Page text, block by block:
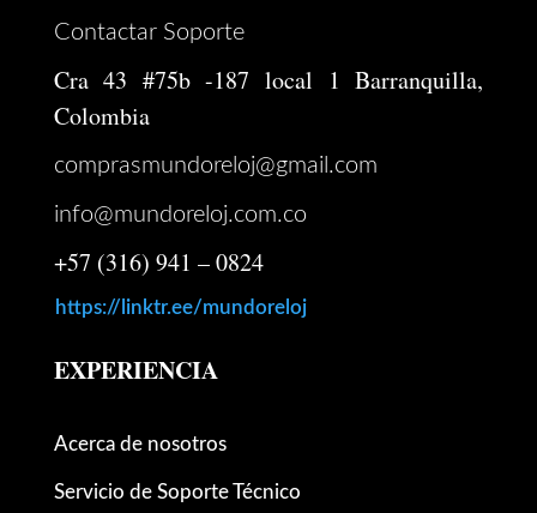
Contactar Soporte
Cra 43 #75b -187 local 1 Barranquilla,
Colombia
comprasmundoreloj@gmail.com
info@mundoreloj.com.co
+57 (316) 941 – 0824
https://linktr.ee/mundoreloj
EXPERIENCIA
Acerca de nosotros
Servicio de Soporte Técnico